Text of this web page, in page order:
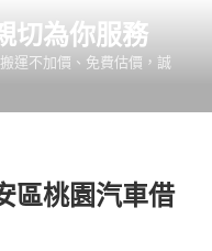
切為你服務
運不加價、免費估價，誠
區桃園汽車借